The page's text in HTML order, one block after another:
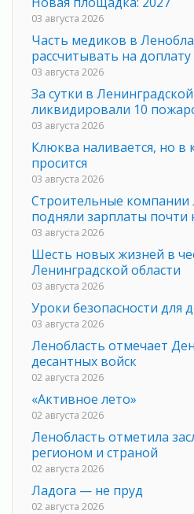
03 августа 2026
Часть медиков в
рассчитывать на
03 августа 2026
За сутки в
ликвидировали 10
03 августа 2026
Клюква наливается, но в
просится
03 августа 2026
Строительные компании
подняли зарплаты почти
03 августа 2026
Шесть новых жизней в
Ленинградской области
03 августа 2026
Уроки безопасности для
03 августа 2026
Ленобласть отмечает
десантных войск
02 августа 2026
«Активное лето»
02 августа 2026
Ленобласть отметила
регионом и страной
02 августа 2026
Ладога — не пруд
02 августа 2026